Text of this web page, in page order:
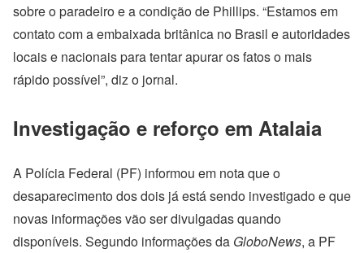
sobre o paradeiro e a condição de Phillips. “Estamos em
contato com a embaixada britânica no Brasil e autoridades
locais e nacionais para tentar apurar os fatos o mais
rápido possível”, diz o jornal.
Investigação e reforço em Atalaia
A Polícia Federal (PF) informou em nota que o
desaparecimento dos dois já está sendo investigado e que
novas informações vão ser divulgadas quando
disponíveis. Segundo informações da GloboNews, a PF